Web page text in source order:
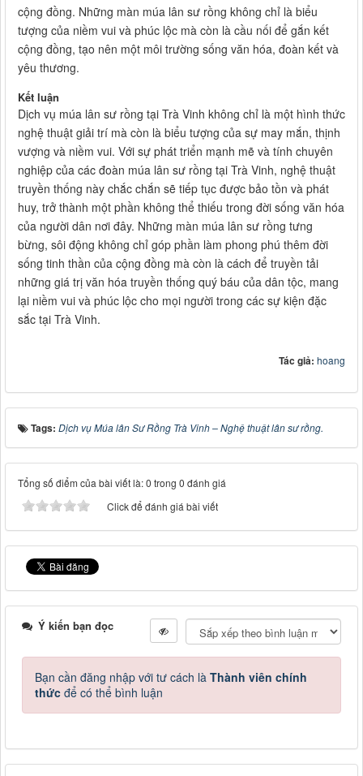
cộng đồng. Những màn múa lân sư rồng không chỉ là biểu
tượng của niềm vui và phúc lộc mà còn là cầu nối để gắn kết
cộng đồng, tạo nên một môi trường sống văn hóa, đoàn kết và
yêu thương.
Kết luận
Dịch vụ múa lân sư rồng tại Trà Vinh không chỉ là một hình thức
nghệ thuật giải trí mà còn là biểu tượng của sự may mắn, thịnh
vượng và niềm vui. Với sự phát triển mạnh mẽ và tính chuyên
nghiệp của các đoàn múa lân sư rồng tại Trà Vinh, nghệ thuật
truyền thống này chắc chắn sẽ tiếp tục được bảo tồn và phát
huy, trở thành một phần không thể thiếu trong đời sống văn hóa
của người dân nơi đây. Những màn múa lân sư rồng tưng
bừng, sôi động không chỉ góp phần làm phong phú thêm đời
sống tinh thần của cộng đồng mà còn là cách để truyền tải
những giá trị văn hóa truyền thống quý báu của dân tộc, mang
lại niềm vui và phúc lộc cho mọi người trong các sự kiện đặc
sắc tại Trà Vinh.
Tác giả: hoang
Tags: Dịch vụ Múa lân Sư Rồng Trà Vinh – Nghệ thuật lân sư rồng.
Tổng số điểm của bài viết là: 0 trong 0 đánh giá
Click để đánh giá bài viết
Ý kiến bạn đọc
Bạn cần đăng nhập với tư cách là Thành viên chính
thức để có thể bình luận